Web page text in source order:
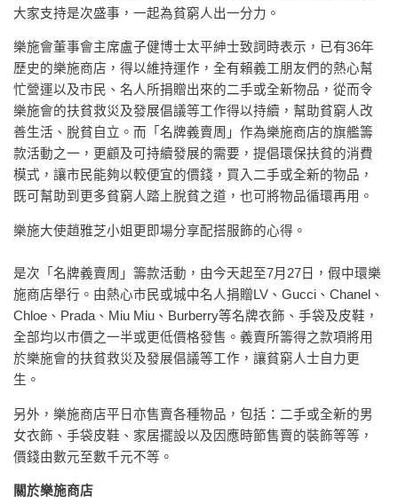
大家支持是次盛事，一起為貧窮人出一分力。
樂施會董事會主席盧子健博士太平紳士致詞時表示，已有36年
歷史的樂施商店，得以維持運作，全有賴義工朋友們的熱心幫
忙營運以及市民、名人所捐贈出來的二手或全新物品，從而令
樂施會的扶貧救災及發展倡議等工作得以持續，幫助貧窮人改
善生活、脫貧自立。而「名牌義賣周」作為樂施商店的旗艦籌
款活動之一，更顧及可持續發展的需要，提倡環保扶貧的消費
模式，讓市民能夠以較便宜的價錢，買入二手或全新的物品，
既可幫助到更多貧窮人踏上脫貧之道，也可將物品循環再用。
樂施大使趙雅芝小姐更即場分享配搭服飾的心得。
是次「名牌義賣周」籌款活動，由今天起至7月27日，假中環樂
施商店舉行。由熱心市民或城中名人捐贈LV、Gucci、Chanel、
Chloe、Prada、Miu Miu、Burberry等名牌衣飾、手袋及皮鞋，
全部均以市價之一半或更低價格發售。義賣所籌得之款項將用
於樂施會的扶貧救災及發展倡議等工作，讓貧窮人士自力更
生。
另外，樂施商店平日亦售賣各種物品，包括：二手或全新的男
女衣飾、手袋皮鞋、家居擺設以及因應時節售賣的裝飾等等，
價錢由數元至數千元不等。
關於樂施商店